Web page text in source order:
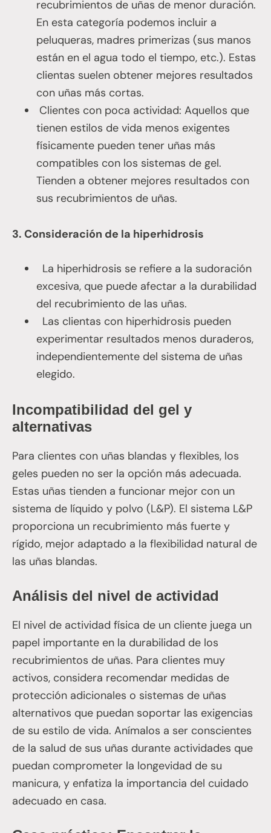
recubrimientos de uñas de menor duración.
En esta categoría podemos incluir a
peluqueras, madres primerizas (sus manos
están en el agua todo el tiempo, etc.). Estas
clientas suelen obtener mejores resultados
con uñas más cortas.
Clientes con poca actividad: Aquellos que
tienen estilos de vida menos exigentes
físicamente pueden tener uñas más
compatibles con los sistemas de gel.
Tienden a obtener mejores resultados con
sus recubrimientos de uñas.
3. Consideración de la hiperhidrosis
La hiperhidrosis se refiere a la sudoración
excesiva, que puede afectar a la durabilidad
del recubrimiento de las uñas.
Las clientas con hiperhidrosis pueden
experimentar resultados menos duraderos,
independientemente del sistema de uñas
elegido.
Incompatibilidad del gel y
alternativas
Para clientes con uñas blandas y flexibles, los
geles pueden no ser la opción más adecuada.
Estas uñas tienden a funcionar mejor con un
sistema de líquido y polvo (L&P). El sistema L&P
proporciona un recubrimiento más fuerte y
rígido, mejor adaptado a la flexibilidad natural de
las uñas blandas.
Análisis del nivel de actividad
El nivel de actividad física de un cliente juega un
papel importante en la durabilidad de los
recubrimientos de uñas. Para clientes muy
activos, considera recomendar medidas de
protección adicionales o sistemas de uñas
alternativos que puedan soportar las exigencias
de su estilo de vida. Anímalos a ser conscientes
de la salud de sus uñas durante actividades que
puedan comprometer la longevidad de su
manicura, y enfatiza la importancia del cuidado
adecuado en casa.